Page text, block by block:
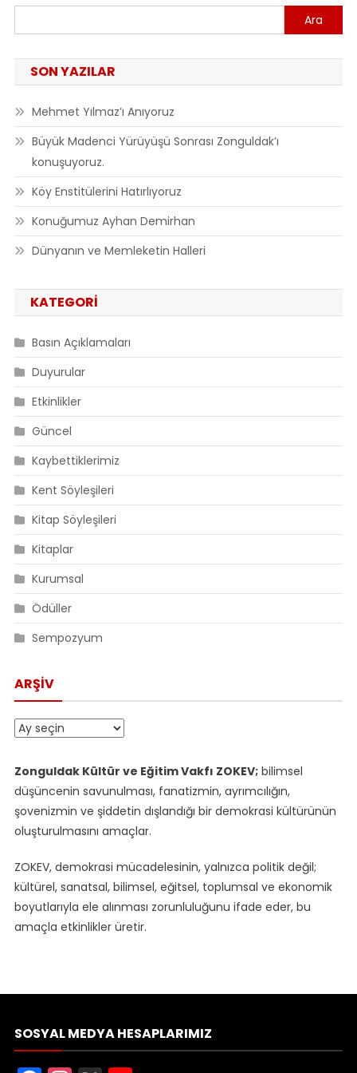
Ara
SON YAZILAR
Mehmet Yılmaz’ı Anıyoruz
Büyük Madenci Yürüyüşü Sonrası Zonguldak’ı
konuşuyoruz.
Köy Enstitülerini Hatırlıyoruz
Konuğumuz Ayhan Demirhan
Dünyanın ve Memleketin Halleri
KATEGORI
Basın Açıklamaları
Duyurular
Etkinlikler
Güncel
Kaybettiklerimiz
Kent Söyleşileri
Kitap Söyleşileri
Kitaplar
Kurumsal
Ödüller
Sempozyum
ARŞIV
Arşiv
Zonguldak Kültür ve Eğitim Vakfı ZOKEV;bilimsel
düşüncenin savunulması, fanatizmin, ayrımcılığın,
şovenizmin ve şiddetin dışlandığı bir demokrasi kültürünün
oluşturulmasını amaçlar.
ZOKEV, demokrasi mücadelesinin, yalnızca politik değil;
kültürel, sanatsal, bilimsel, eğitsel, toplumsal ve ekonomik
boyutlarıyla ele alınması zorunluluğunu ifade eder, bu
amaçla etkinlikler üretir.
SOSYAL MEDYA HESAPLARIMIZ